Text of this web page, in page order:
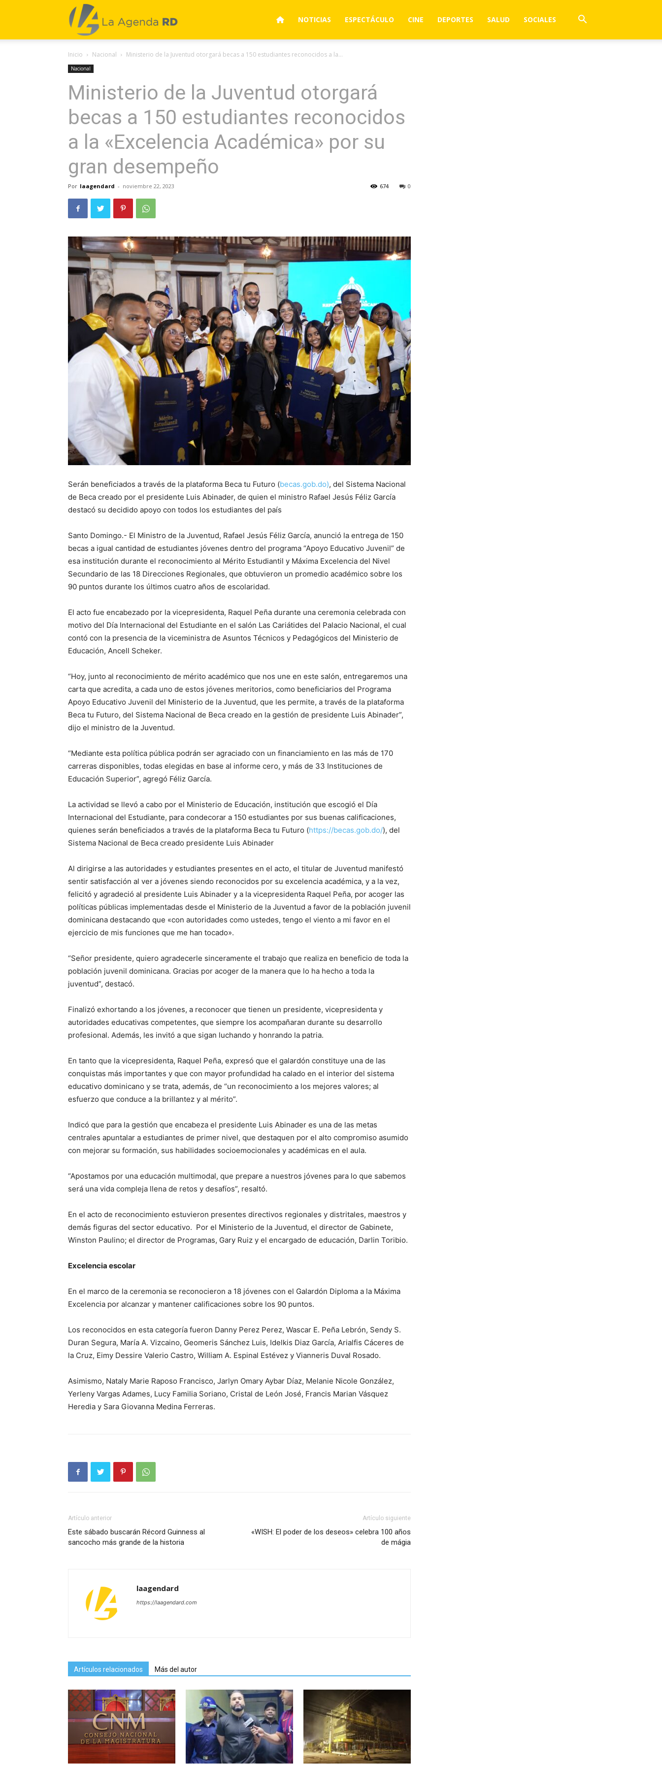
La
Agenda
RD
NOTICIAS ESPECTÁCULO CINE DEPORTES SALUD SOCIALES
Inicio Nacional Ministerio de la Juventud otorgará becas a 150 estudiantes reconocidos a la...
Nacional
Ministerio de la Juventud otorgará
becas a 150 estudiantes reconocidos
a la «Excelencia Académica» por su
gran desempeño
Por laagendard - noviembre 22, 2023 0
674
Serán beneficiados a través de la plataforma Beca tu Futuro (becas.gob.do), del Sistema Nacional
de Beca creado por el presidente Luis Abinader, de quien el ministro Rafael Jesús Féliz García
destacó su decidido apoyo con todos los estudiantes del país
Santo Domingo.- El Ministro de la Juventud, Rafael Jesús Féliz García, anunció la entrega de 150
becas a igual cantidad de estudiantes jóvenes dentro del programa “Apoyo Educativo Juvenil” de
esa institución durante el reconocimiento al Mérito Estudiantil y Máxima Excelencia del Nivel
Secundario de las 18 Direcciones Regionales, que obtuvieron un promedio académico sobre los
90 puntos durante los últimos cuatro años de escolaridad.
El acto fue encabezado por la vicepresidenta, Raquel Peña durante una ceremonia celebrada con
motivo del Día Internacional del Estudiante en el salón Las Cariátides del Palacio Nacional, el cual
contó con la presencia de la viceministra de Asuntos Técnicos y Pedagógicos del Ministerio de
Educación, Ancell Scheker.
“Hoy, junto al reconocimiento de mérito académico que nos une en este salón, entregaremos una
carta que acredita, a cada uno de estos jóvenes meritorios, como beneficiarios del Programa
Apoyo Educativo Juvenil del Ministerio de la Juventud, que les permite, a través de la plataforma
Beca tu Futuro, del Sistema Nacional de Beca creado en la gestión de presidente Luis Abinader”,
dijo el ministro de la Juventud.
“Mediante esta política pública podrán ser agraciado con un financiamiento en las más de 170
carreras disponibles, todas elegidas en base al informe cero, y más de 33 Instituciones de
Educación Superior”, agregó Féliz García.
La actividad se llevó a cabo por el Ministerio de Educación, institución que escogió el Día
Internacional del Estudiante, para condecorar a 150 estudiantes por sus buenas calificaciones,
quienes serán beneficiados a través de la plataforma Beca tu Futuro (https://becas.gob.do/), del
Sistema Nacional de Beca creado presidente Luis Abinader
Al dirigirse a las autoridades y estudiantes presentes en el acto, el titular de Juventud manifestó
sentir satisfacción al ver a jóvenes siendo reconocidos por su excelencia académica, y a la vez,
felicitó y agradeció al presidente Luis Abinader y a la vicepresidenta Raquel Peña, por acoger las
políticas públicas implementadas desde el Ministerio de la Juventud a favor de la población juvenil
dominicana destacando que «con autoridades como ustedes, tengo el viento a mi favor en el
ejercicio de mis funciones que me han tocado».
“Señor presidente, quiero agradecerle sinceramente el trabajo que realiza en beneficio de toda la
población juvenil dominicana. Gracias por acoger de la manera que lo ha hecho a toda la
juventud”, destacó.
Finalizó exhortando a los jóvenes, a reconocer que tienen un presidente, vicepresidenta y
autoridades educativas competentes, que siempre los acompañaran durante su desarrollo
profesional. Además, les invitó a que sigan luchando y honrando la patria.
En tanto que la vicepresidenta, Raquel Peña, expresó que el galardón constituye una de las
conquistas más importantes y que con mayor profundidad ha calado en el interior del sistema
educativo dominicano y se trata, además, de “un reconocimiento a los mejores valores; al
esfuerzo que conduce a la brillantez y al mérito”.
Indicó que para la gestión que encabeza el presidente Luis Abinader es una de las metas
centrales apuntalar a estudiantes de primer nivel, que destaquen por el alto compromiso asumido
con mejorar su formación, sus habilidades socioemocionales y académicas en el aula.
“Apostamos por una educación multimodal, que prepare a nuestros jóvenes para lo que sabemos
será una vida compleja llena de retos y desafíos”, resaltó.
En el acto de reconocimiento estuvieron presentes directivos regionales y distritales, maestros y
demás figuras del sector educativo. Por el Ministerio de la Juventud, el director de Gabinete,
Winston Paulino; el director de Programas, Gary Ruiz y el encargado de educación, Darlin Toribio.
Excelencia escolar
En el marco de la ceremonia se reconocieron a 18 jóvenes con el Galardón Diploma a la Máxima
Excelencia por alcanzar y mantener calificaciones sobre los 90 puntos.
Los reconocidos en esta categoría fueron Danny Perez Perez, Wascar E. Peña Lebrón, Sendy S.
Duran Segura, María A. Vizcaino, Geomeris Sánchez Luis, Idelkis Diaz García, Arialfis Cáceres de
la Cruz, Eimy Dessire Valerio Castro, William A. Espinal Estévez y Vianneris Duval Rosado.
Asimismo, Nataly Marie Raposo Francisco, Jarlyn Omary Aybar Díaz, Melanie Nicole González,
Yerleny Vargas Adames, Lucy Familia Soriano, Cristal de León José, Francis Marian Vásquez
Heredia y Sara Giovanna Medina Ferreras.
Artículo anterior
Este sábado buscarán Récord Guinness al
sancocho más grande de la historia
Artículo siguiente
«WISH: El poder de los deseos» celebra 100 años
de mágia
laagendard
https://laagendard.com
Artículos relacionados Más del autor